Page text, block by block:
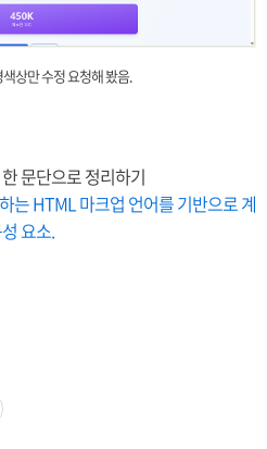
상만 수정 요청해 봤음.
문단으로 정리하기
는 HTML 마크업 언어를 기반으로 계
요소.